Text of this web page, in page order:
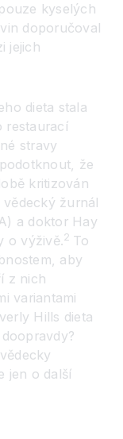
kyselých
doporučoval
jejich
dieta stala
restaurací
stravy
že
kritizován
žurnál
a doktor Hay
o výživě.2 To
aby
z nich
variantami
Hills dieta
jen o další